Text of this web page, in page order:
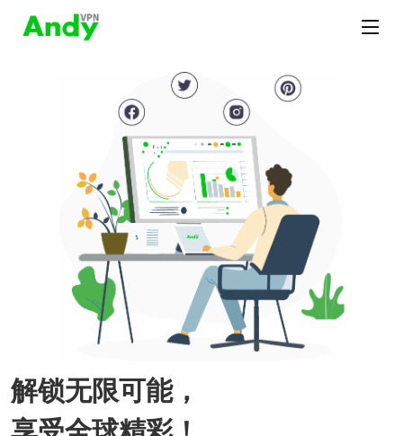
解锁无限可能，